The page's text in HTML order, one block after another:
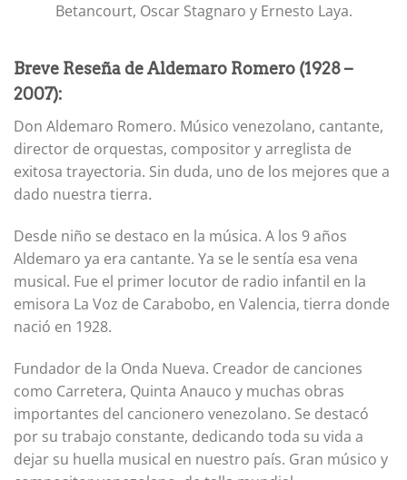
Betancourt, Oscar Stagnaro y Ernesto Laya.
Breve Reseña de Aldemaro Romero (1928 –
2007):
Don Aldemaro Romero. Músico venezolano, cantante,
director de orquestas, compositor y arreglista de
exitosa trayectoria. Sin duda, uno de los mejores que a
dado nuestra tierra.
Desde niño se destaco en la música. A los 9 años
Aldemaro ya era cantante. Ya se le sentía esa vena
musical. Fue el primer locutor de radio infantil en la
emisora La Voz de Carabobo, en Valencia, tierra donde
nació en 1928.
Fundador de la Onda Nueva. Creador de canciones
como Carretera, Quinta Anauco y muchas obras
importantes del cancionero venezolano. Se destacó
por su trabajo constante, dedicando toda su vida a
dejar su huella musical en nuestro país. Gran músico y